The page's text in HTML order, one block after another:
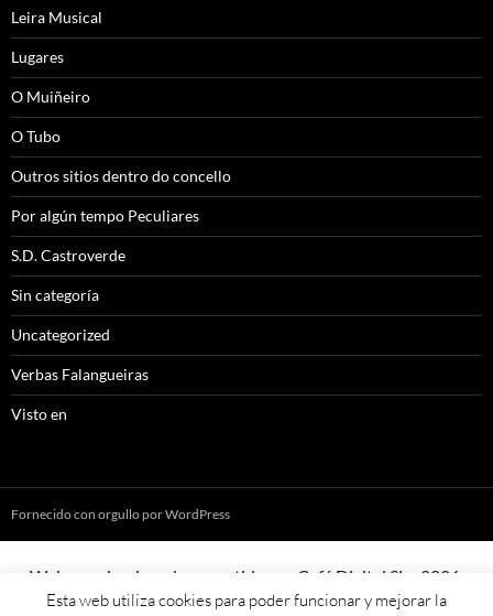
Leira Musical
Lugares
O Muiñeiro
O Tubo
Outros sitios dentro do concello
Por algún tempo Peculiares
S.D. Castroverde
Sin categoría
Uncategorized
Verbas Falangueiras
Visto en
Fornecido con orgullo por WordPress
Web creada, aloxada e mantida por Café Dixital SL - 2026.
Visítanos en https://cafedixital.comou ponte en contacto con
Esta web utiliza cookies para poder funcionar y mejorar la